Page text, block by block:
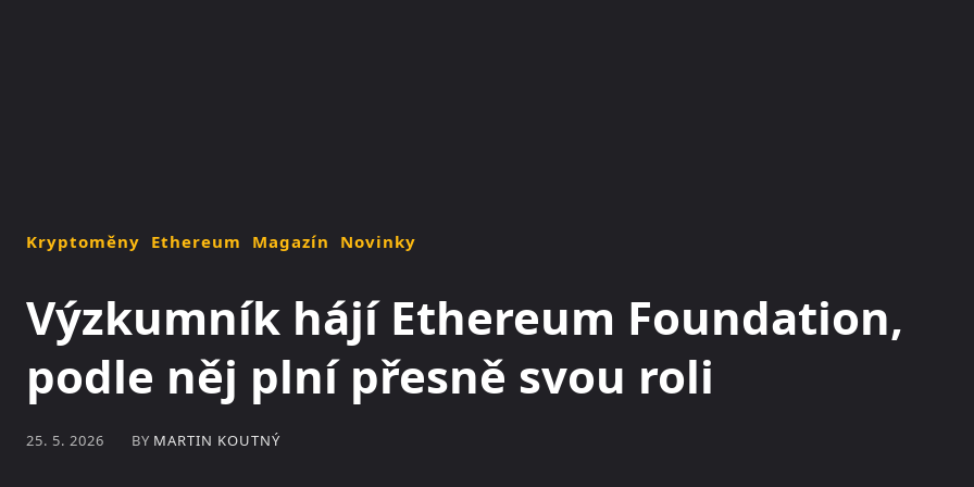
Kryptoměny Ethereum Magazín Novinky
Výzkumník hájí Ethereum Foundation,
podle něj plní přesně svou roli
25. 5. 2026 BY MARTIN KOUTNÝ